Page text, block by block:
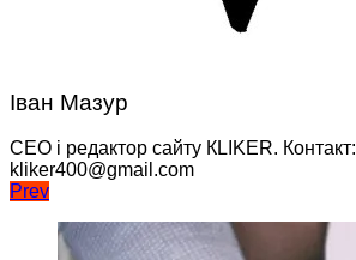
Іван Мазур
CEO і редактор сайту КLIKER. Контакт:
kliker400@gmail.com
Навігація
записів
Prev